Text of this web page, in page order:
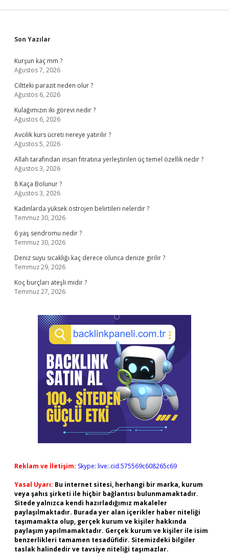
Sidebar
Son Yazılar
Kurşun kaç mm ?
Ağustos 7, 2026
Ciltteki parazit neden olur ?
Ağustos 6, 2026
Kulağımızın iki görevi nedir ?
Ağustos 6, 2026
Avcılık kurs ücreti nereye yatırılır ?
Ağustos 5, 2026
Allah tarafından insan fıtratına yerleştirilen üç temel özellik nedir ?
Ağustos 3, 2026
8 Kaça Bolunur ?
Ağustos 3, 2026
Kadınlarda yüksek östrojen belirtileri nelerdir ?
Temmuz 30, 2026
6 yaş sendromu nedir ?
Temmuz 30, 2026
Deniz suyu sıcaklığı kaç derece olunca denize girilir ?
Temmuz 29, 2026
Koç burçları ateşli midir ?
Temmuz 27, 2026
Reklam ve İletişim: Skype: live:.cid.575569c608265c69
Yasal Uyarı: Bu internet sitesi, herhangi bir marka, kurum
veya şahıs şirketi ile hiçbir bağlantısı bulunmamaktadır.
Sitede yalnızca kendi hazırladığımız makaleler
paylaşılmaktadır. Burada yer alan içerikler haber niteliği
taşımamakta olup, gerçek kurum ve kişiler hakkında
paylaşım yapılmamaktadır. Gerçek kurum ve kişiler ile isim
benzerlikleri tamamen tesadüfidir. Sitemizdeki bilgiler
taslak halindedir ve tavsiye niteliği taşımazlar.